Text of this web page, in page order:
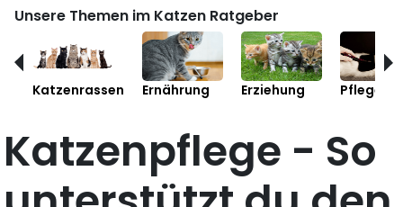
Unsere Themen im Katzen Ratgeber
Katzenrassen Ernährung Erziehung Pflege
Katzenpflege - So